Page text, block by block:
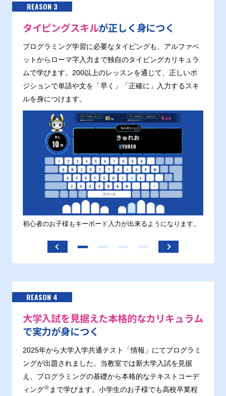
REASON 3
タイピングスキルが正しく身につく
プログラミング学習に必要なタイピングも、アルファベ
ットからローマ字入力まで独自のタイピングカリキュラ
ムで学びます。200以上のレッスンを通じて、正しいポ
ジションで単語や文を「早く」「正確に」入力するスキ
ルを身につけます。
初心者のお子様もキーボード入力が出来るようになります。
REASON 4
大学入試を見据えた本格的なカリキュラム
で実力が身につく
2025年から大学入学共通テスト「情報」にてプログラミ
ングが出題されました。当教室では新大学入試を見据
え、プログラミングの基礎から本格的なテキストコーデ
ィング※ まで学びます。小学生のお子様でも高校卒業程